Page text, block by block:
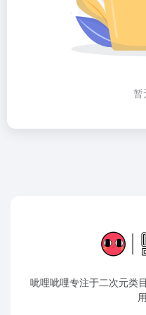
暂
呲哩呲哩专注于二次元类